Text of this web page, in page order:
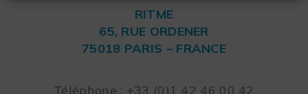
RITME
65, RUE ORDENER
75018 PARIS – FRANCE
Téléphone : +33 (0)1 42 46 00 42